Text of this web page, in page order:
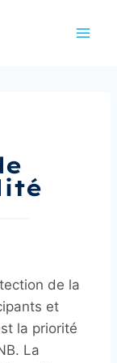
de la
et
la priorité
La